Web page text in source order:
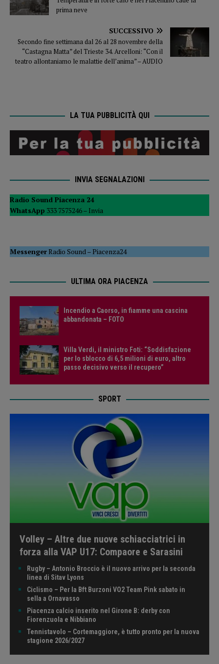
prima neve
SUCCESSIVO
Secondo fine settimana dal 26 al 28 novembre della
“Castagna Matta” del Trieste 34. Arcelloni: “Con il
teatro allontaniamo le malattie dell’anima” – AUDIO
LA TUA PUBBLICITÀ QUI
INVIA SEGNALAZIONI
Radio Sound Piacenza 24
WhatsApp 333 7575246 – Invia
MessengerRadio Sound –Piacenza24
ULTIMA ORA PIACENZA
Incendio a Caorso, in fiamme una cascina
abbandonata – FOTO
Villa Verdi, il ministro Foti: “Soddisfazione
per lo sblocco di 6,5 milioni di euro, altro
passo decisivo verso il recupero”
SPORT
Volley – Altre due nuove schiacciatrici in
forza alla VAP U17: Compaore e Sarasini
Rugby – Antonio Broccio è il nuovo arrivo per la seconda
linea di Sitav Lyons
Ciclismo – Per la Bft Burzoni VO2 Team Pink sabato in
sella a Ornavasso
Piacenza calcio inserito nel Girone B: derby con
Fiorenzuola e Nibbiano
Tennistavolo – Cortemaggiore, è tutto pronto per la nuova
stagione 2026/2027